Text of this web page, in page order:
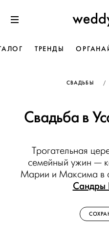
к содержанию
ТРЕНДЫ
СВАДЬБЫ /
Свадьба в
Трогательная
семейный ужин —
Марии и Максима в
Сандры